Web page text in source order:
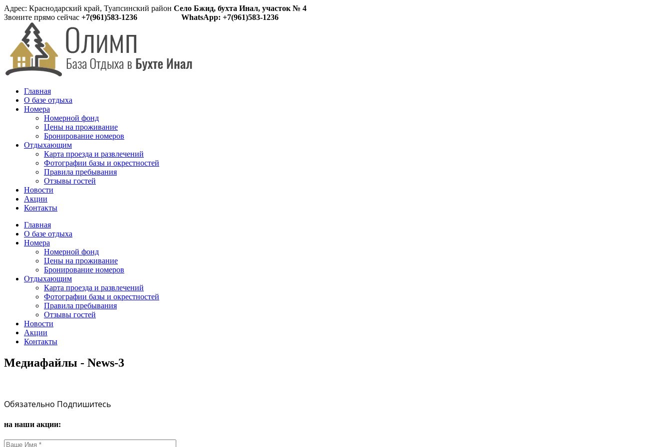
Адрес: Краснодарский край, Туапсинский район Село Бжид, бухта Инал, участок № 4
Звоните прямо сейчас +7(961)583-1236 WhatsApp: +7(961)583-1236
Главная
О базе отдыха
Номера
Номерной фонд
Цены на проживание
Бронирование номеров
Отдыхающим
Карта проезда и развлечений
Фотографии базы и окрестностей
Правила пребывания
Отзывы гостей
Новости
Акции
Контакты
Главная
О базе отдыха
Номера
Номерной фонд
Цены на проживание
Бронирование номеров
Отдыхающим
Карта проезда и развлечений
Фотографии базы и окрестностей
Правила пребывания
Отзывы гостей
Новости
Акции
Контакты
Медиафайлы - News-3
Обязательно Подпишитесь
на наши акции: